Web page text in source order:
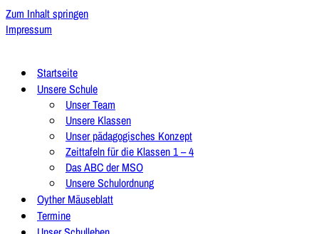
Zum Inhalt springen
Impressum
Startseite
Unsere Schule
Unser Team
Unsere Klassen
Unser pädagogisches Konzept
Zeittafeln für die Klassen 1 – 4
Das ABC der MSO
Unsere Schulordnung
Oyther Mäuseblatt
Termine